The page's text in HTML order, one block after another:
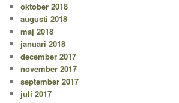
oktober 2018
augusti 2018
maj 2018
januari 2018
december 2017
november 2017
september 2017
juli 2017